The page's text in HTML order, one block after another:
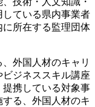
ている県内事業者
所在する監理団体
外国人材のキャリ
ジネススキル講座
携している対象事
る、外国人材のキ